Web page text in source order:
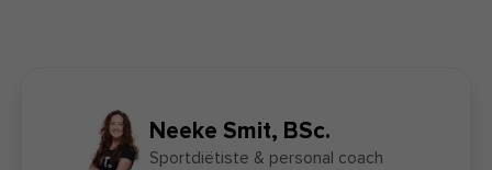
Neeke Smit, BSc.
Sportdiëtiste & personal coach